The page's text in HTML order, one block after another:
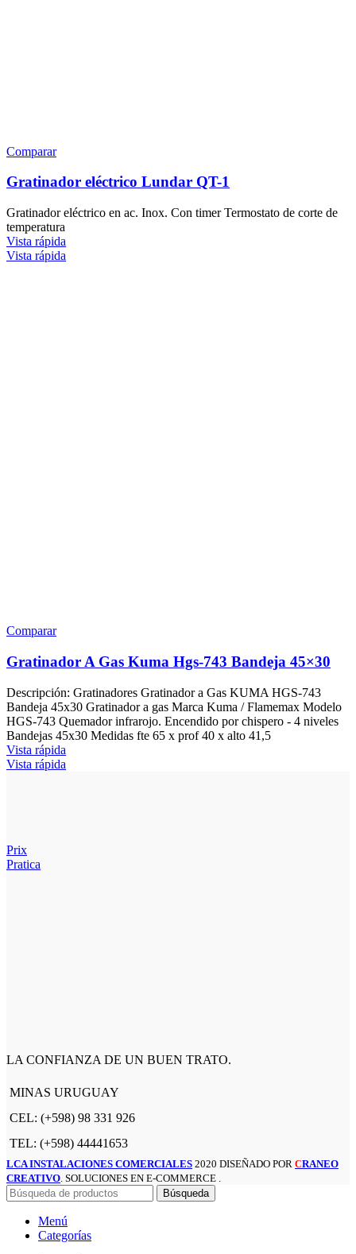
Comparar
Gratinador eléctrico Lundar QT-1
Gratinador eléctrico en ac. Inox. Con timer Termostato de corte de
temperatura
Vista rápida
Vista rápida
Comparar
Gratinador A Gas Kuma Hgs-743 Bandeja 45×30
Descripción: Gratinadores Gratinador a Gas KUMA HGS-743
Bandeja 45x30 Gratinador a gas Marca Kuma / Flamemax Modelo
HGS-743 Quemador infrarojo. Encendido por chispero - 4 niveles
Bandejas 45x30 Medidas fte 65 x prof 40 x alto 41,5
Vista rápida
Vista rápida
Prix
Pratica
LA CONFIANZA DE UN BUEN TRATO.
MINAS URUGUAY
CEL: (+598) 98 331 926
TEL: (+598) 44441653
LCA INSTALACIONES COMERCIALES 2020 DISEÑADO POR CRANEO
CREATIVO . SOLUCIONES EN E-COMMERCE .
Búsqueda
Menú
Categorías